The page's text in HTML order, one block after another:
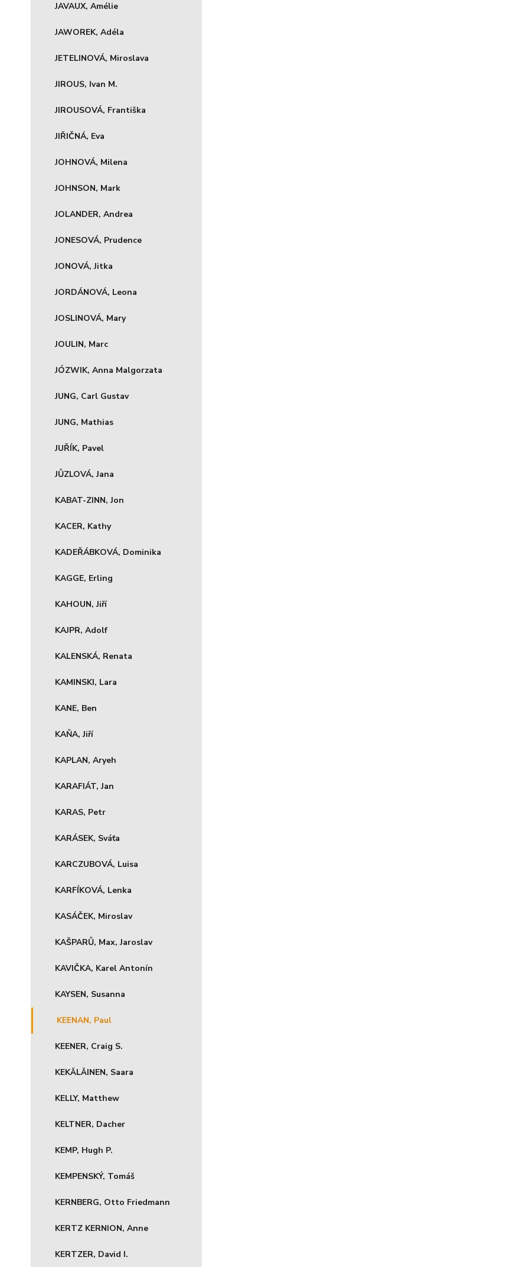
JAVAUX, Amélie
JAWOREK, Adéla
JETELINOVÁ, Miroslava
JIROUS, Ivan M.
JIROUSOVÁ, Františka
JIŘIČNÁ, Eva
JOHNOVÁ, Milena
JOHNSON, Mark
JOLANDER, Andrea
JONESOVÁ, Prudence
JONOVÁ, Jitka
JORDÁNOVÁ, Leona
JOSLINOVÁ, Mary
JOULIN, Marc
JÓZWIK, Anna Malgorzata
JUNG, Carl Gustav
JUNG, Mathias
JUŘÍK, Pavel
JŮZLOVÁ, Jana
KABAT-ZINN, Jon
KACER, Kathy
KADEŘÁBKOVÁ, Dominika
KAGGE, Erling
KAHOUN, Jiří
KAJPR, Adolf
KALENSKÁ, Renata
KAMINSKI, Lara
KANE, Ben
KAŇA, Jiří
KAPLAN, Aryeh
KARAFIÁT, Jan
KARAS, Petr
KARÁSEK, Sváťa
KARCZUBOVÁ, Luisa
KARFÍKOVÁ, Lenka
KASÁČEK, Miroslav
KAŠPARŮ, Max, Jaroslav
KAVIČKA, Karel Antonín
KAYSEN, Susanna
KEENAN, Paul
KEENER, Craig S.
KEKÄLÄINEN, Saara
KELLY, Matthew
KELTNER, Dacher
KEMP, Hugh P.
KEMPENSKÝ, Tomáš
KERNBERG, Otto Friedmann
KERTZ KERNION, Anne
KERTZER, David I.